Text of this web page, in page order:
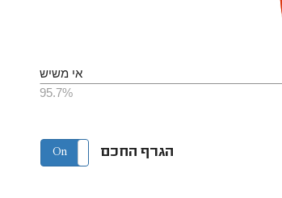
אי משיש
95.7%
הגרף החכם On Off